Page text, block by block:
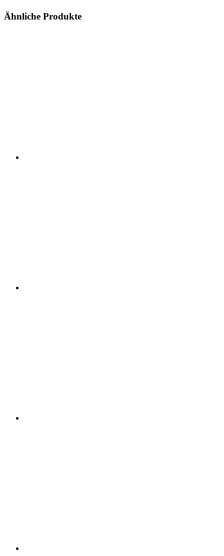
Ähnliche Produkte